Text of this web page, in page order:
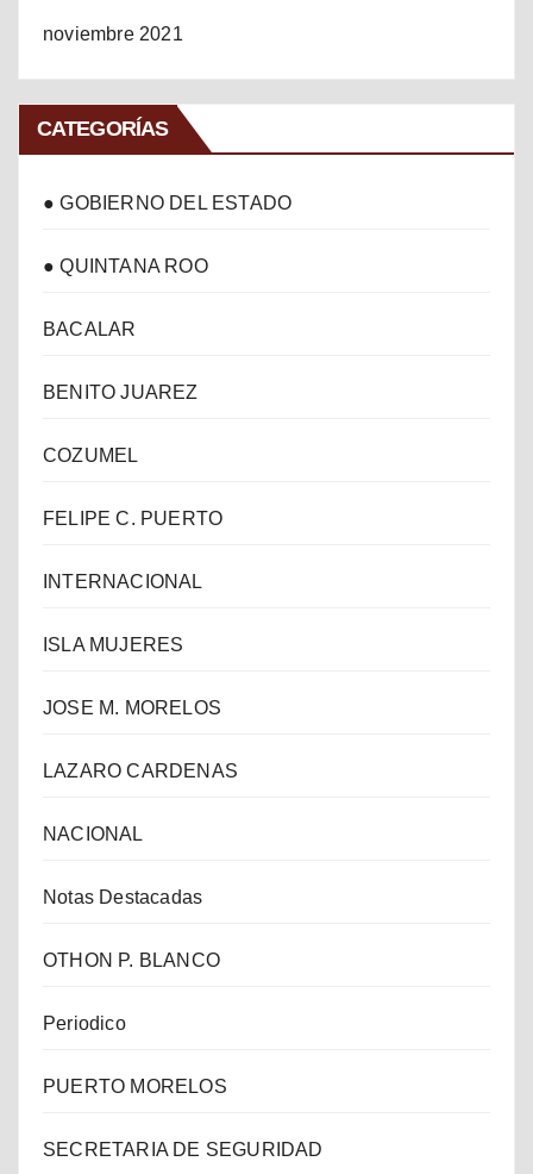
noviembre 2021
CATEGORÍAS
● GOBIERNO DEL ESTADO
● QUINTANA ROO
BACALAR
BENITO JUAREZ
COZUMEL
FELIPE C. PUERTO
INTERNACIONAL
ISLA MUJERES
JOSE M. MORELOS
LAZARO CARDENAS
NACIONAL
Notas Destacadas
OTHON P. BLANCO
Periodico
PUERTO MORELOS
SECRETARIA DE SEGURIDAD